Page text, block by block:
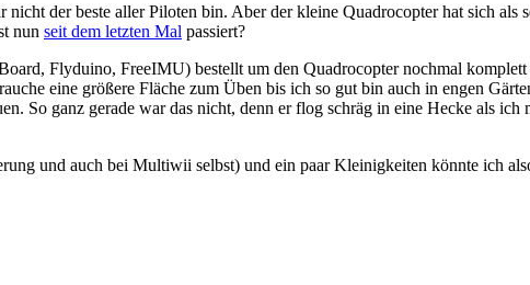
der beste aller Piloten bin. Aber der kleine Quadrocopter hat sich als
nun seit dem letzten Mal passiert?
Flyduino, FreeIMU) bestellt um den Quadrocopter nochmal
eine größere Fläche zum Üben bis ich so gut bin auch in engen
So ganz gerade war das nicht, denn er flog schräg in eine Hecke als
und auch bei Multiwii selbst) und ein paar Kleinigkeiten könnte ich